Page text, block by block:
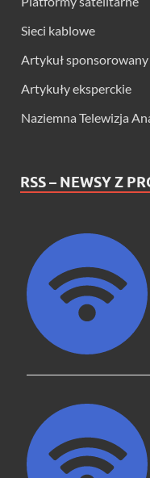
Sieci kablowe
Artykuł sponsorowany
Artykuły eksperckie
Naziemna Telewizja
RSS – NEWSY Z